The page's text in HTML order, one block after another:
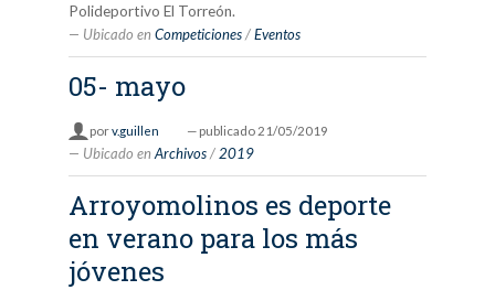
Polideportivo El Torreón.
Ubicado en Competiciones /Eventos
05- mayo
porv.guillen — publicado 21/05/2019
Ubicado en Archivos / 2019
Arroyomolinos es deporte
en verano para los más
jóvenes